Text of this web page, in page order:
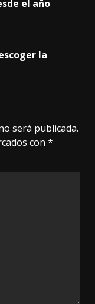
el año
la
será publicada.
con *